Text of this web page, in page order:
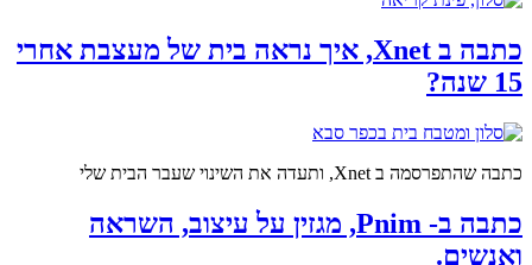
כתבה ב Xnet, איך נראה בית של מעצבת אחרי
15 שנה?
כתבה שהתפרסמה ב Xnet, ותעדה את השינוי שעבר הבית שלי
כתבה ב- Pnim, מגזין על עיצוב, השראה
ואנשים.